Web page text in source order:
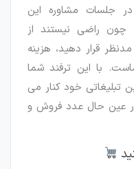
جلسات مشاوره این
چون راضی نیستند از
قرار دهید، هزینه
با این ترفند شما
تبلیغاتی خود کنار می
عین حال عدد فروش و